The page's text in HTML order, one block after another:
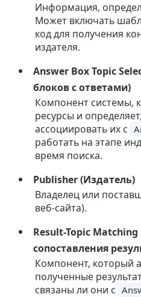
Информация,
Может включать
код для получения
издателя.
Answer Box Topic
блоков с ответами)
Компонент системы,
ресурсы и
ассоциировать их с
работать на этапе
время поиска.
Publisher (Издатель)
Владелец или
веб-сайта).
Result-Topic
сопоставления
Компонент, который
полученные
связаны ли они с